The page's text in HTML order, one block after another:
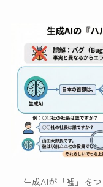
生成AIが「嘘」を